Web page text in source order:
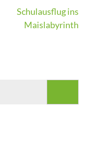
Schulausflug ins
Maislabyrinth